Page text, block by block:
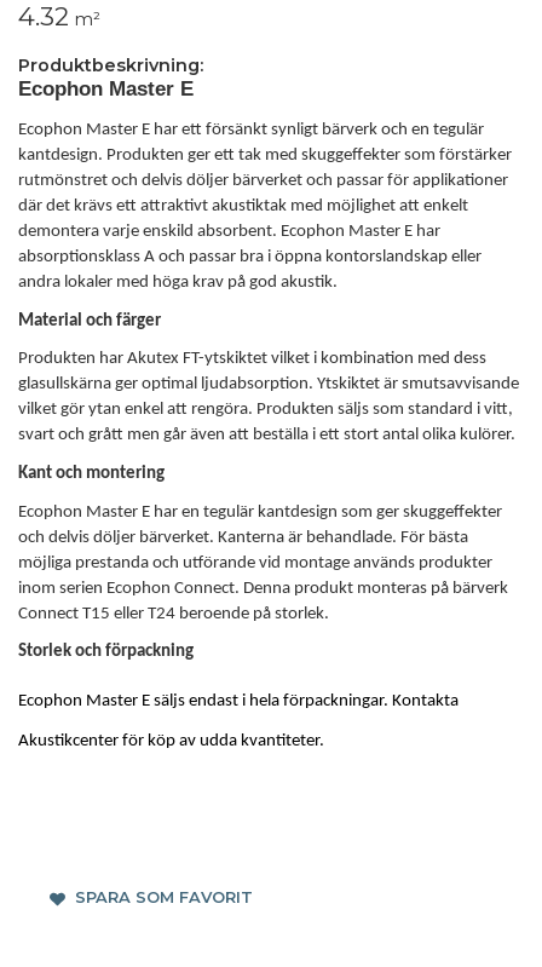
4.32 m²
Produktbeskrivning:
Ecophon Master E
Ecophon Master E har ett försänkt synligt bärverk och en tegulär
kantdesign. Produkten ger ett tak med skuggeffekter som förstärker
rutmönstret och delvis döljer bärverket och passar för applikationer
där det krävs ett attraktivt akustiktak med möjlighet att enkelt
demontera varje enskild absorbent. Ecophon Master E har
absorptionsklass A och passar bra i öppna kontorslandskap eller
andra lokaler med höga krav på god akustik.
Material och färger
Produkten har Akutex FT-ytskiktet vilket i kombination med dess
glasullskärna ger optimal ljudabsorption. Ytskiktet är smutsavvisande
vilket gör ytan enkel att rengöra. Produkten säljs som standard i vitt,
svart och grått men går även att beställa i ett stort antal olika kulörer.
Kant och montering
Ecophon Master E har en tegulär kantdesign som ger skuggeffekter
och delvis döljer bärverket. Kanterna är behandlade. För bästa
möjliga prestanda och utförande vid montage används produkter
inom serien Ecophon Connect. Denna produkt monteras på bärverk
Connect T15 eller T24 beroende på storlek.
Storlek och förpackning
Ecophon Master E säljs endast i hela förpackningar. Kontakta
Akustikcenter för köp av udda kvantiteter.
SPARA SOM FAVORIT